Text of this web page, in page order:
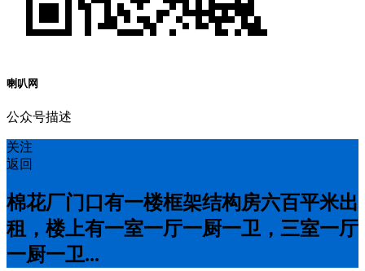
喇叭网
公众号描述
关注
返回
棉花厂门口有一楼框架结构房六百平米出
租，楼上有一室一厅一厨一卫，三室一厅
一厨一卫...